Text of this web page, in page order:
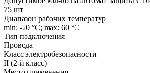
75 шт
Диапазон рабочих температур
min: -20 °C; max: 60 °C
Тип подключения
Провода
Класс электробезопасности
II (2-й класс)